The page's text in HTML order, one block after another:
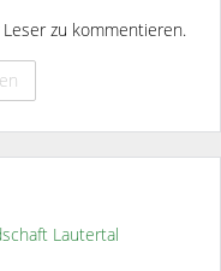
zu kommentieren.
Lautertal